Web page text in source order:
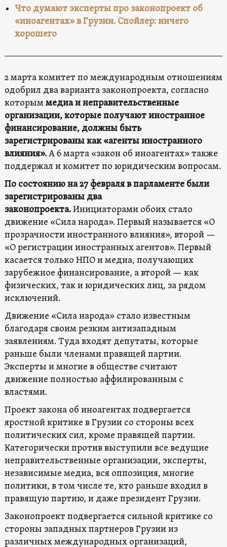
Что думают эксперты про законопроект об
«иноагентах» в Грузии. Спойлер: ничего
хорошего
2 марта комитет по международным отношениям
одобрил два варианта законопроекта, согласно
которыммедиаи неправительственные
организации, которые получают иностранное
финансирование, должны быть
зарегистрированы как «агенты иностранного
влияния».А 6 марта «закон об иноагентах» также
поддержал и комитет по юридическим вопросам.
По состоянию на 27 февраля в парламенте были
зарегистрированы два
законопроекта.Инициаторами обоих стало
движение «Сила народа». Первый называется «О
прозрачности иностранного влияния», второй —
«О регистрации иностранных агентов». Первый
касается только НПО и медиа, получающих
зарубежное финансирование, а второй — как
физических, так и юридических лиц, за рядом
исключений.
Движение «Сила народа» стало известным
благодаря своим резким антизападным
заявлениям. Туда входят депутаты, которые
раньше были членами правящей партии.
Эксперты и многие в обществе считают
движение полностью аффилированным с
властями.
Проект закона об иноагентах подвергается
яростной критике в Грузии со стороны всех
политических сил, кроме правящей партии.
Категорически против выступили все ведущие
неправительственные организации, эксперты,
независимые медиа, вся оппозиция, многие
политики, в том числе те, кто раньше входил в
правящую партию, и даже президент Грузии.
Законопроект подвергается сильной критике со
стороны западных партнеров Грузии из
различных международных организаций,